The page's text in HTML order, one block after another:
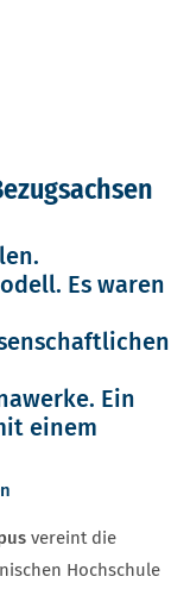
Es waren
Ein
einem
vereint die
Hochschule